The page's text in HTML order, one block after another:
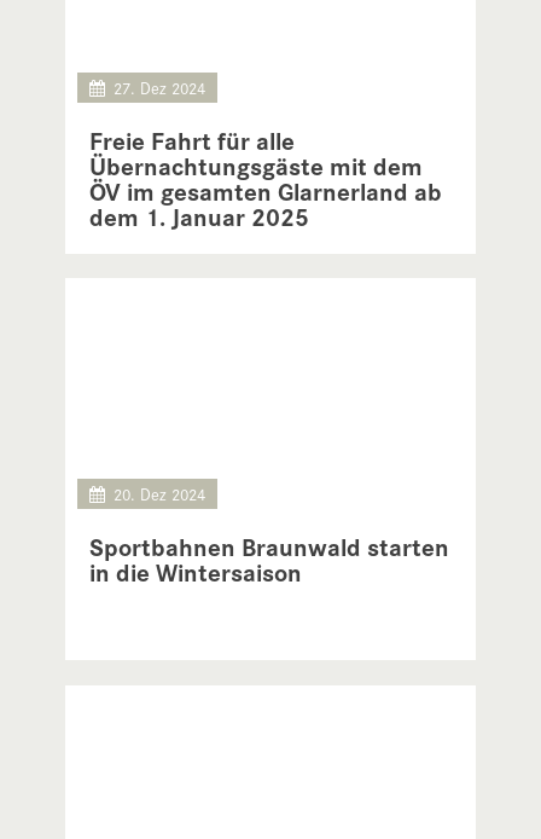
Freie Fahrt für alle
Übernachtungsgäste mit dem
ÖV im gesamten Glarnerland ab
dem 1. Januar 2025
27. Dez 2024
Sportbahnen Braunwald starten
in die Wintersaison
20. Dez 2024